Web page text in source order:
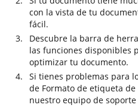
con la vista de tu
fácil.
Descubre la barra de
las funciones disponibles
optimizar tu documento.
Si tienes problemas para
de Formato de etiqueta
nuestro equipo de